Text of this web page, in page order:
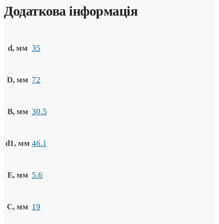
Додаткова інформація
d, мм 35
D, мм 72
B, мм 30.5
d1, мм 46.1
E, мм 5.6
C, мм 19